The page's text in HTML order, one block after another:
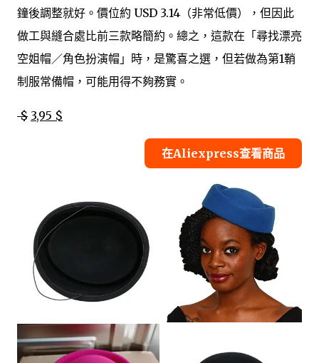
鐘後調整就好。價位約 USD 3.14（非常低價），但因此
做工與縫合處比前三款略簡約。總之，這款在「尋找漂亮
空姐帽／角色扮演帽」時，是驚喜之選，但若做為第1鞘
制服常備帽，可能用得不夠務實。
$ 3,95 $
在Aliexpress查看商品